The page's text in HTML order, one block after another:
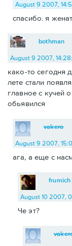
August 9 2007,
спасибо. я
bothman
August 9 2007,
како-то сегодня
лете стали
главное с кучей
обьявился
vakero
August 9 2007,
ага, а еще с
frumich
August 10 2007,
Че эт?